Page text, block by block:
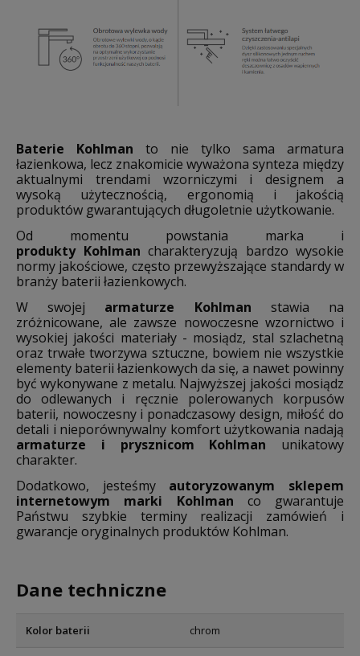
Baterie Kohlman to nie tylko sama armatura
łazienkowa, lecz znakomicie wyważona synteza między
aktualnymi trendami wzorniczymi i designem a
wysoką użytecznością, ergonomią i jakością
produktów gwarantujących długoletnie użytkowanie.
Od momentu powstania marka i
produkty Kohlman charakteryzują bardzo wysokie
normy jakościowe, często przewyższające standardy w
branży baterii łazienkowych.
W swojej armaturze Kohlman stawia na
zróżnicowane, ale zawsze nowoczesne wzornictwo i
wysokiej jakości materiały - mosiądz, stal szlachetną
oraz trwałe tworzywa sztuczne, bowiem nie wszystkie
elementy baterii łazienkowych da się, a nawet powinny
być wykonywane z metalu. Najwyższej jakości mosiądz
do odlewanych i ręcznie polerowanych korpusów
baterii, nowoczesny i ponadczasowy design, miłość do
detali i nieporównywalny komfort użytkowania nadają
armaturze i prysznicom Kohlman unikatowy
charakter.
Dodatkowo, jesteśmy autoryzowanym sklepem
internetowym marki Kohlman co gwarantuje
Państwu szybkie terminy realizacji zamówień i
gwarancje oryginalnych produktów Kohlman.
Dane techniczne
Kolor baterii chrom